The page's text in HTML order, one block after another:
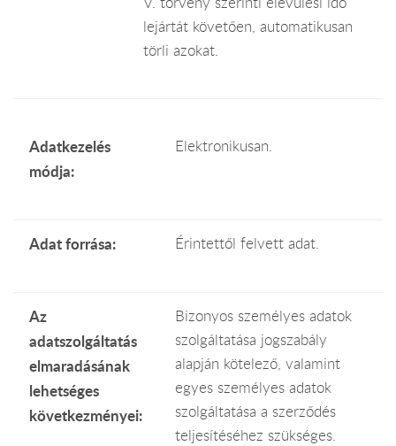
lejártát követően, automatikusan
törli azokat.
Adatkezelés
módja:
Elektronikusan.
Adat forrása: Érintettől felvett adat.
Az
adatszolgáltatás
elmaradásának
lehetséges
következményei:
Bizonyos személyes adatok
szolgáltatása jogszabály
alapján kötelező, valamint
egyes személyes adatok
szolgáltatása a szerződés
teljesítéséhez szükséges.